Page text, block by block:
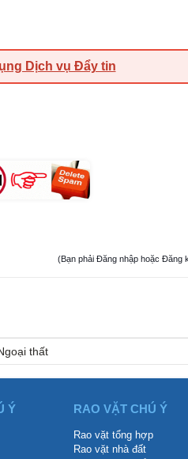
Dịch vụ Đẩy tin
(Bạn phải Đăng nhập hoặc Đăng
thất
Ý RAO VẶT CHÚ Ý
Rao vặt tổng hợp
Rao vặt nhà đất